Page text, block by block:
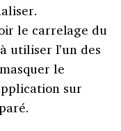
le carrelage du
utiliser l’un des
le
sur